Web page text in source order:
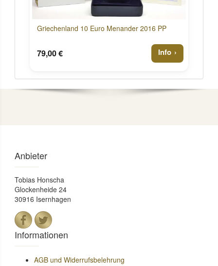
Griechenland 10 Euro Menander 2016 PP
79,00 € Info
Anbieter
Tobias Honscha
Glockenheide 24
30916 Isernhagen
Informationen
AGB und Widerrufsbelehrung